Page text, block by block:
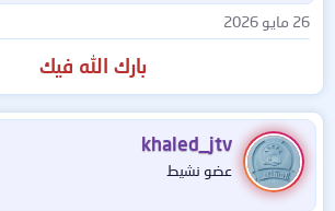
26 مايو 2026
بارك الله فيك
khaled_jtv
عضو نشيط